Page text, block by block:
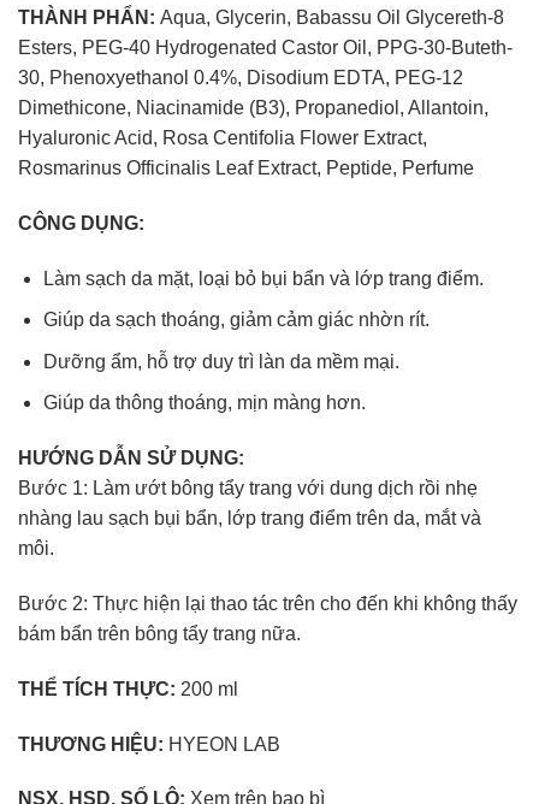
THÀNH PHẨN: Aqua, Glycerin, Babassu Oil Glycereth-8
Esters, PEG-40 Hydrogenated Castor Oil, PPG-30-Buteth-
30, Phenoxyethanol 0.4%, Disodium EDTA, PEG-12
Dimethicone, Niacinamide (B3), Propanediol, Allantoin,
Hyaluronic Acid, Rosa Centifolia Flower Extract,
Rosmarinus Officinalis Leaf Extract, Peptide, Perfume
CÔNG DỤNG:
Làm sạch da mặt, loại bỏ bụi bẩn và lớp trang điểm.
Giúp da sạch thoáng, giảm cảm giác nhờn rít.
Dưỡng ẩm, hỗ trợ duy trì làn da mềm mại.
Giúp da thông thoáng, mịn màng hơn.
HƯỚNG DẪN SỬ DỤNG:
Bước 1: Làm ướt bông tẩy trang với dung dịch rồi nhẹ
nhàng lau sạch bụi bẩn, lớp trang điểm trên da, mắt và
môi.
Bước 2: Thực hiện lại thao tác trên cho đến khi không thấy
bám bẩn trên bông tẩy trang nữa.
THỂ TÍCH THỰC: 200 ml
THƯƠNG HIỆU: HYEON LAB
NSX, HSD, SỐ LÔ: Xem trên bao bì